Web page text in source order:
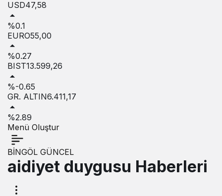
USD47,58
%0.1
EURO55,00
%0.27
BIST13.599,26
%-0.65
GR. ALTIN6.411,17
%2.89
Menü Oluştur
BİNGÖL GÜNCEL
aidiyet duygusu Haberleri